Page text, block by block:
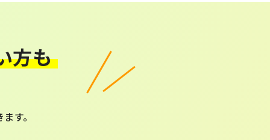
方も
す。